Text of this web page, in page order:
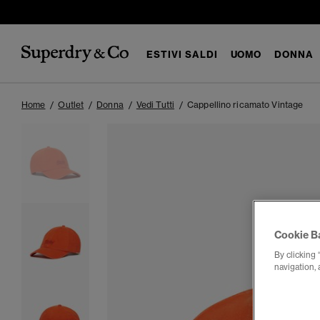
ESTIVI SALDI UOMO DONNA
Home Outlet Donna Vedi Tutti Cappellino ricamato Vintage
Cookie
By clicking
navigation,